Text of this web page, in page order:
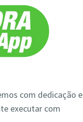
com dedicação e
executar com